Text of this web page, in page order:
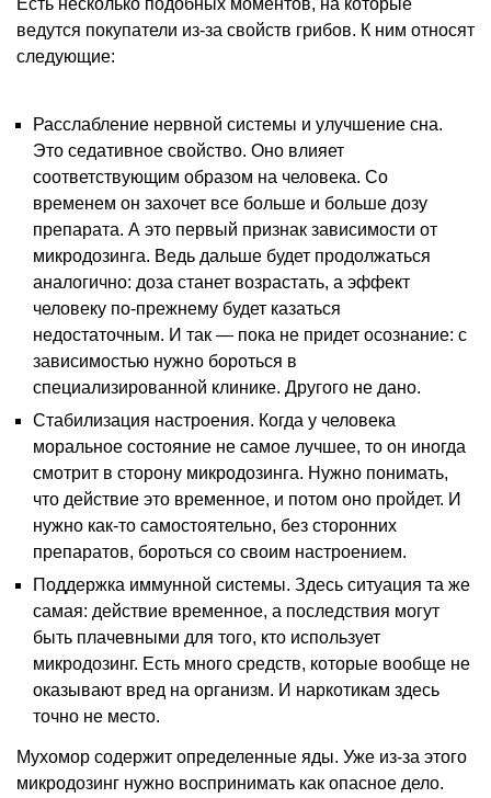
Есть несколько подобных моментов, на которые
ведутся покупатели из-за свойств грибов. К ним относят
следующие:
Расслабление нервной системы и улучшение сна.
Это седативное свойство. Оно влияет
соответствующим образом на человека. Со
временем он захочет все больше и больше дозу
препарата. А это первый признак зависимости от
микродозинга. Ведь дальше будет продолжаться
аналогично: доза станет возрастать, а эффект
человеку по-прежнему будет казаться
недостаточным. И так — пока не придет осознание: с
зависимостью нужно бороться в
специализированной клинике. Другого не дано.
Стабилизация настроения. Когда у человека
моральное состояние не самое лучшее, то он иногда
смотрит в сторону микродозинга. Нужно понимать,
что действие это временное, и потом оно пройдет. И
нужно как-то самостоятельно, без сторонних
препаратов, бороться со своим настроением.
Поддержка иммунной системы. Здесь ситуация та же
самая: действие временное, а последствия могут
быть плачевными для того, кто использует
микродозинг. Есть много средств, которые вообще не
оказывают вред на организм. И наркотикам здесь
точно не место.
Мухомор содержит определенные яды. Уже из-за этого
микродозинг нужно воспринимать как опасное дело.